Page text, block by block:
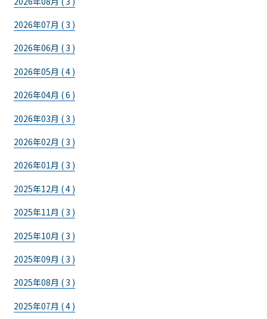
2026年07月 ( 3 )
2026年06月 ( 3 )
2026年05月 ( 4 )
2026年04月 ( 6 )
2026年03月 ( 3 )
2026年02月 ( 3 )
2026年01月 ( 3 )
2025年12月 ( 4 )
2025年11月 ( 3 )
2025年10月 ( 3 )
2025年09月 ( 3 )
2025年08月 ( 3 )
2025年07月 ( 4 )